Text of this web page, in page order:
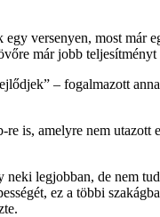
versenyen, most már
már jobb
– fogalmazott
is, amelyre nem
legjobban, de nem
ez a többi